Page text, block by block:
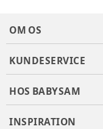
OM OS
KUNDESERVICE
HOS BABYSAM
INSPIRATION